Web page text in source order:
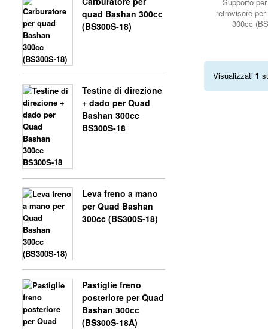
quad Bashan 300cc
(BS300S-18)
Testine di direzione
+ dado per Quad
Bashan 300cc
BS300S-18
Leva freno a mano
per Quad Bashan
300cc (BS300S-18)
Pastiglie freno
posteriore per Quad
Bashan 300cc
(BS300S-18A)
retrovisore
300cc
Visualizzati 1